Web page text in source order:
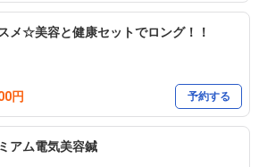
メ☆美容と健康セットでロング！！
円 予約する
アム電気美容鍼